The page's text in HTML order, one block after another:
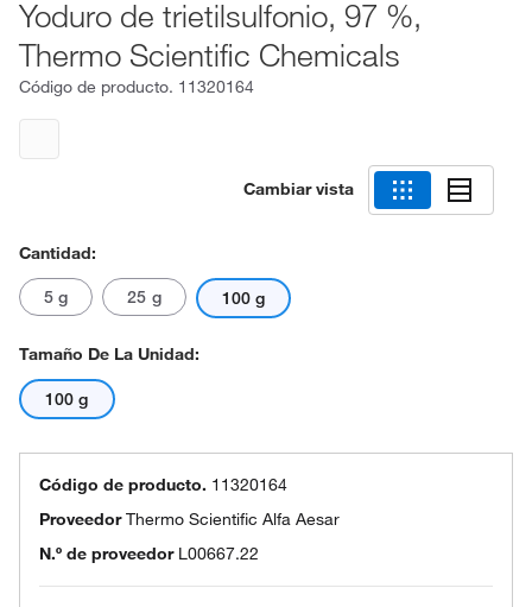
Yoduro de trietilsulfonio, 97 %,
Thermo Scientific Chemicals
Código de producto. 11320164
Cambiar vista
Cantidad:
5 g 25 g 100 g
Tamaño De La Unidad:
100 g
Código de producto. 11320164
ProveedorThermo Scientific Alfa Aesar
N.º de proveedor L00667.22